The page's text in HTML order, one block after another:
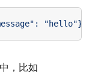
"hello"}'
，比如